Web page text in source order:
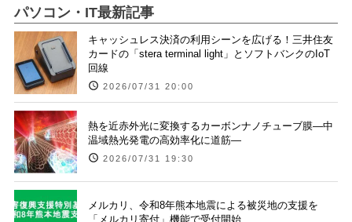
パソコン・IT最新記事
キャッシュレス決済の利用シーンを広げる！三井住友
カードの「stera terminal light」とソフトバンクのIoT
回線
2026/07/31 20:00
熱を近赤外光に変換するカーボンナノチューブ膜―中
温域熱光発電の高効率化に道筋―
2026/07/31 19:30
メルカリ、令和8年熊本地震による被災地の支援を
「メルカリ寄付」機能で受付開始